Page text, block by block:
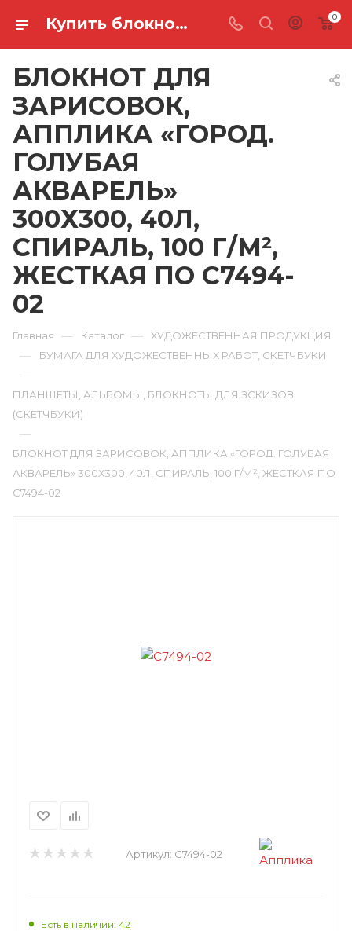
Купить блокнот для зарисовок, апплика «город. голубая акварель» 300х300, 40л, спираль, 100 г/м², жесткая по С7494-02 в Ростове-на-Дону 0
БЛОКНОТ ДЛЯ
ЗАРИСОВОК,
АППЛИКА «ГОРОД.
ГОЛУБАЯ
АКВАРЕЛЬ»
300Х300, 40Л,
СПИРАЛЬ, 100 Г/М²,
ЖЕСТКАЯ ПО С7494-
02
Главная — Каталог — ХУДОЖЕСТВЕННАЯ ПРОДУКЦИЯ
— БУМАГА ДЛЯ ХУДОЖЕСТВЕННЫХ РАБОТ, СКЕТЧБУКИ
—
ПЛАНШЕТЫ, АЛЬБОМЫ, БЛОКНОТЫ ДЛЯ ЗСКИЗОВ
(СКЕТЧБУКИ)
—
БЛОКНОТ ДЛЯ ЗАРИСОВОК, АППЛИКА «ГОРОД. ГОЛУБАЯ
АКВАРЕЛЬ» 300Х300, 40Л, СПИРАЛЬ, 100 Г/М², ЖЕСТКАЯ ПО
С7494-02
Артикул: С7494-02
Есть в наличии: 42